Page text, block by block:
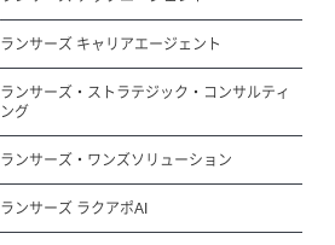
ランサーズ キャリアエージェント
ランサーズ・ストラテジック・コンサルティ
ング
ランサーズ・ワンズソリューション
ランサーズ ラクアポAI